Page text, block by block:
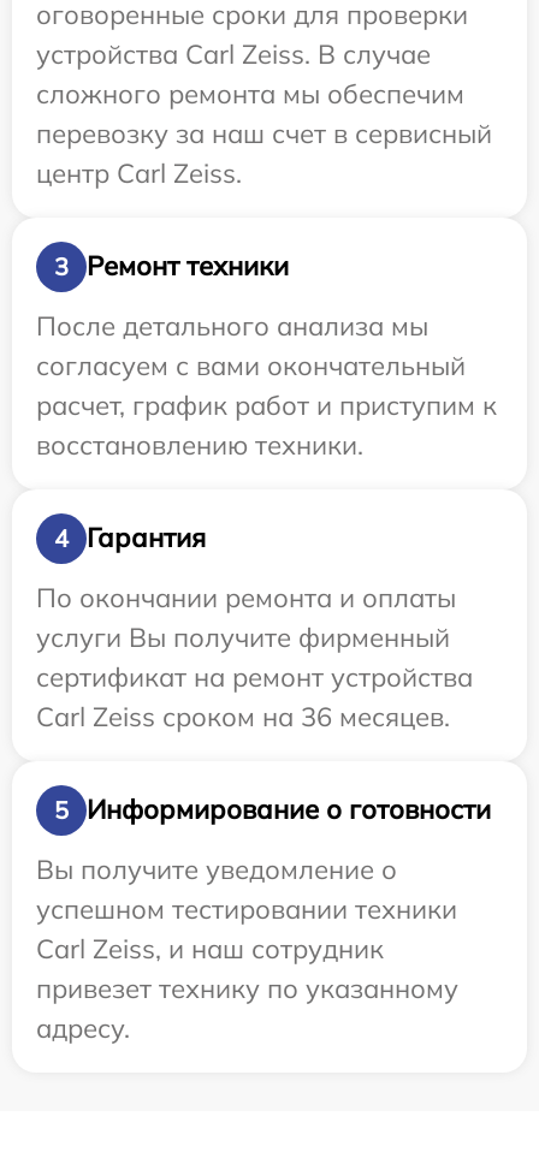
оговоренные сроки для проверки
устройства Carl Zeiss. В случае
сложного ремонта мы обеспечим
перевозку за наш счет в сервисный
центр Carl Zeiss.
3
Ремонт техники
После детального анализа мы
согласуем с вами окончательный
расчет, график работ и приступим к
восстановлению техники.
4
Гарантия
По окончании ремонта и оплаты
услуги Вы получите фирменный
сертификат на ремонт устройства
Carl Zeiss сроком на 36 месяцев.
5
Информирование о готовности
Вы получите уведомление о
успешном тестировании техники
Carl Zeiss, и наш сотрудник
привезет технику по указанному
адресу.